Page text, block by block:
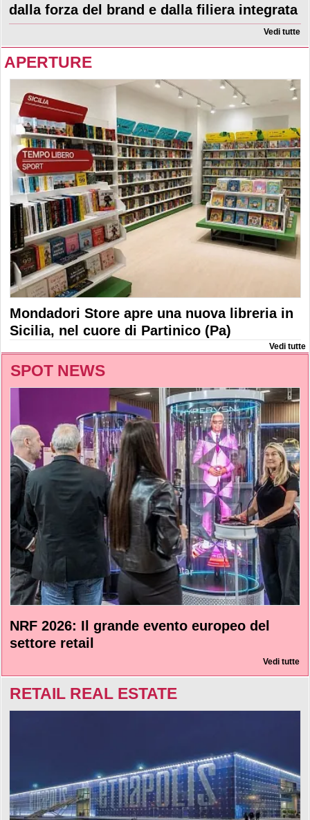
dalla forza del brand e dalla filiera integrata
Vedi tutte
APERTURE
Mondadori Store apre una nuova libreria in
Sicilia, nel cuore di Partinico (Pa)
Vedi tutte
SPOT NEWS
NRF 2026: Il grande evento europeo del
settore retail
Vedi tutte
RETAIL REAL ESTATE